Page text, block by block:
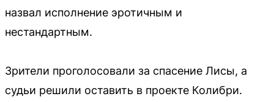
назвал исполнение эротичным и
нестандартным.
Зрители проголосовали за спасение Лисы, а
судьи решили оставить в проекте Колибри.